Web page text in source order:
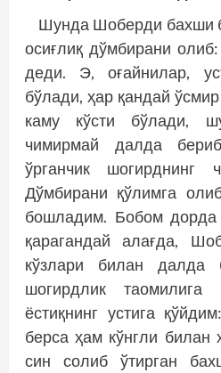
Шунда Шоберди бахши
осиғлиқ дўмбирани олиб:
деди. Э, оғайнилар,
бўлади, ҳар қандай
каму кўсти бўлади,
чимирмай далда
ўрганчик шогирднинг
Дўмбирани қўлимга
бошладим. Бобом дорда
қарагандай алағда,
кўзлари билан далда
шогирдлик
ёстиқнинг устига
берса ҳам кўнгли билан
син солиб ўтирган